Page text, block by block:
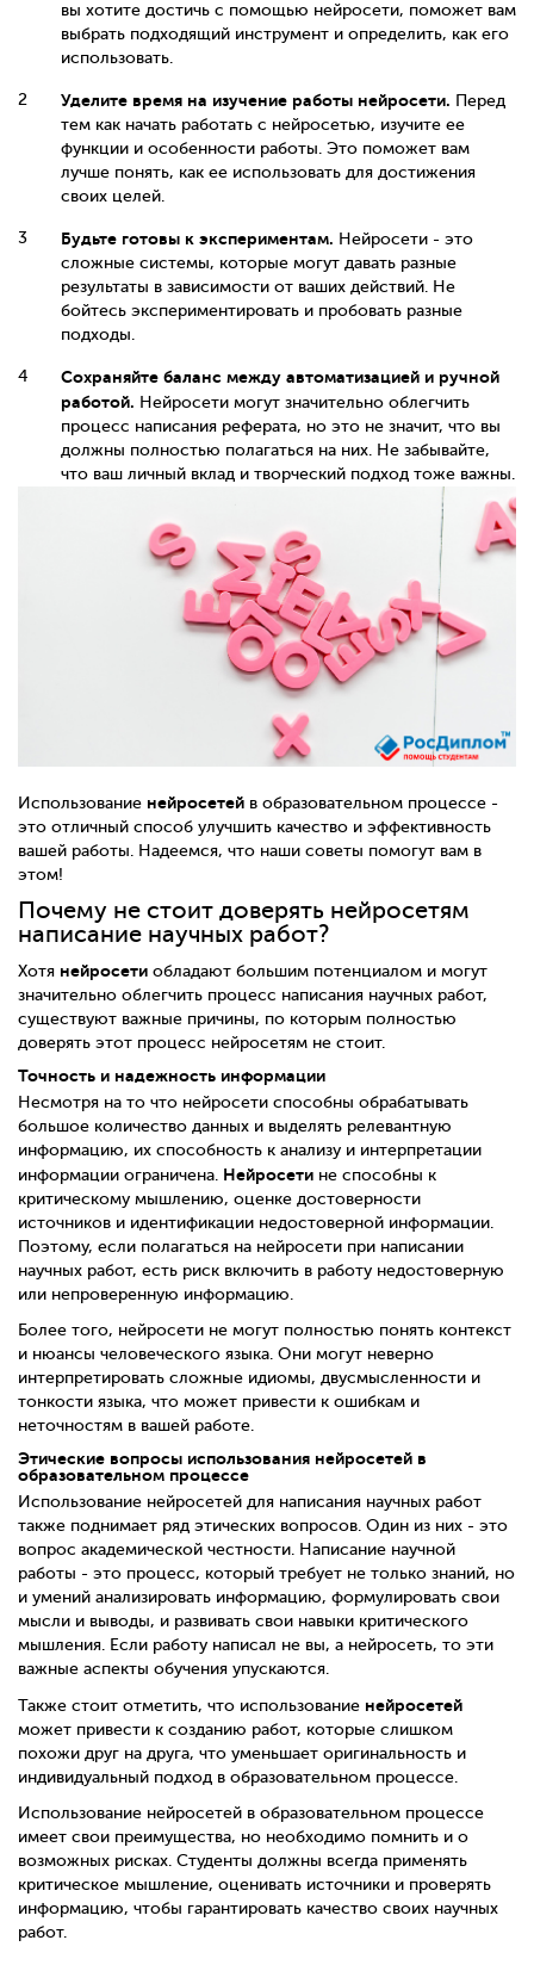
вы хотите достичь с помощью нейросети, поможет вам
выбрать подходящий инструмент и определить, как его
использовать.
Уделите время на изучение работы нейросети. Перед
тем как начать работать с нейросетью, изучите ее
функции и особенности работы. Это поможет вам
лучше понять, как ее использовать для достижения
своих целей.
Будьте готовы к экспериментам. Нейросети - это
сложные системы, которые могут давать разные
результаты в зависимости от ваших действий. Не
бойтесь экспериментировать и пробовать разные
подходы.
Сохраняйте баланс между автоматизацией и ручной
работой. Нейросети могут значительно облегчить
процесс написания реферата, но это не значит, что вы
должны полностью полагаться на них. Не забывайте,
что ваш личный вклад и творческий подход тоже важны.
Использование нейросетей в образовательном процессе -
это отличный способ улучшить качество и эффективность
вашей работы. Надеемся, что наши советы помогут вам в
этом!
Почему не стоит доверять нейросетям
написание научных работ?
Хотя нейросети обладают большим потенциалом и могут
значительно облегчить процесс написания научных работ,
существуют важные причины, по которым полностью
доверять этот процесс нейросетям не стоит.
Точность и надежность информации
Несмотря на то что нейросети способны обрабатывать
большое количество данных и выделять релевантную
информацию, их способность к анализу и интерпретации
информации ограничена. Нейросети не способны к
критическому мышлению, оценке достоверности
источников и идентификации недостоверной информации.
Поэтому, если полагаться на нейросети при написании
научных работ, есть риск включить в работу недостоверную
или непроверенную информацию.
Более того, нейросети не могут полностью понять контекст
и нюансы человеческого языка. Они могут неверно
интерпретировать сложные идиомы, двусмысленности и
тонкости языка, что может привести к ошибкам и
неточностям в вашей работе.
Этические вопросы использования нейросетей в
образовательном процессе
Использование нейросетей для написания научных работ
также поднимает ряд этических вопросов. Один из них - это
вопрос академической честности. Написание научной
работы - это процесс, который требует не только знаний, но
и умений анализировать информацию, формулировать свои
мысли и выводы, и развивать свои навыки критического
мышления. Если работу написал не вы, а нейросеть, то эти
важные аспекты обучения упускаются.
Также стоит отметить, что использование нейросетей
может привести к созданию работ, которые слишком
похожи друг на друга, что уменьшает оригинальность и
индивидуальный подход в образовательном процессе.
Использование нейросетей в образовательном процессе
имеет свои преимущества, но необходимо помнить и о
возможных рисках. Студенты должны всегда применять
критическое мышление, оценивать источники и проверять
информацию, чтобы гарантировать качество своих научных
работ.